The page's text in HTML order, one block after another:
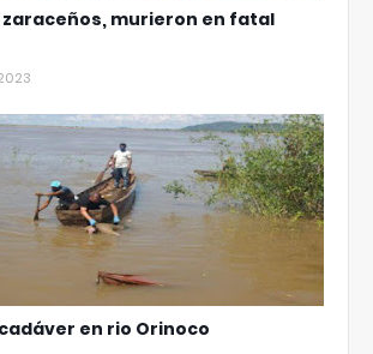
zaraceños, murieron en fatal
en rio Orinoco